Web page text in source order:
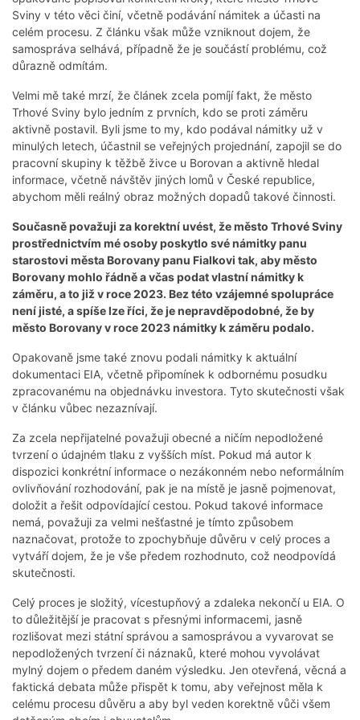
Sviny v této věci činí, včetně podávání námitek a účasti na
celém procesu. Z článku však může vzniknout dojem, že
samospráva selhává, případně že je součástí problému, což
důrazně odmítám.
Velmi mě také mrzí, že článek zcela pomíjí fakt, že město
Trhové Sviny bylo jedním z prvních, kdo se proti záměru
aktivně postavil. Byli jsme to my, kdo podával námitky už v
minulých letech, účastnil se veřejných projednání, zapojil se do
pracovní skupiny k těžbě živce u Borovan a aktivně hledal
informace, včetně návštěv jiných lomů v České republice,
abychom měli reálný obraz možných dopadů takové činnosti.
Současně považuji za korektní uvést, že město Trhové Sviny
prostřednictvím mé osoby poskytlo své námitky panu
starostovi města Borovany panu Fialkovi tak, aby město
Borovany mohlo řádně a včas podat vlastní námitky k
záměru, a to již v roce 2023. Bez této vzájemné spolupráce
není jisté, a spíše lze říci, že je nepravděpodobné, že by
město Borovany v roce 2023 námitky k záměru podalo.
Opakovaně jsme také znovu podali námitky k aktuální
dokumentaci EIA, včetně připomínek k odbornému posudku
zpracovanému na objednávku investora. Tyto skutečnosti však
v článku vůbec nezaznívají.
Za zcela nepřijatelné považuji obecné a ničím nepodložené
tvrzení o údajném tlaku z vyšších míst. Pokud má autor k
dispozici konkrétní informace o nezákonném nebo neformálním
ovlivňování rozhodování, pak je na místě je jasně pojmenovat,
doložit a řešit odpovídající cestou. Pokud takové informace
nemá, považuji za velmi nešťastné je tímto způsobem
naznačovat, protože to zpochybňuje důvěru v celý proces a
vytváří dojem, že je vše předem rozhodnuto, což neodpovídá
skutečnosti.
Celý proces je složitý, vícestupňový a zdaleka nekončí u EIA. O
to důležitější je pracovat s přesnými informacemi, jasně
rozlišovat mezi státní správou a samosprávou a vyvarovat se
nepodložených tvrzení či náznaků, které mohou vyvolávat
mylný dojem o předem daném výsledku. Jen otevřená, věcná a
faktická debata může přispět k tomu, aby veřejnost měla k
celému procesu důvěru a aby byl veden korektně vůči všem